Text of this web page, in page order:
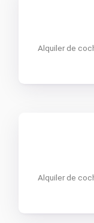
Alquiler de
Alquiler de